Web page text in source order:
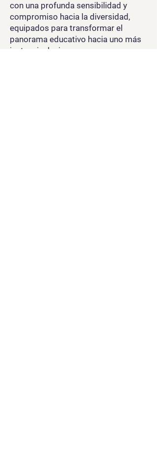
con una profunda sensibilidad y
compromiso hacia la diversidad,
equipados para transformar el
panorama educativo hacia uno más
justo e inclusivo.